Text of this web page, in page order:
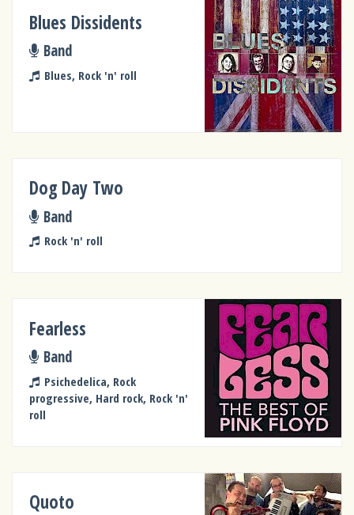
Blues Dissidents
Band
Blues, Rock 'n' roll
Dog Day Two
Band
Rock 'n' roll
Fearless
Band
Psichedelica, Rock
progressive, Hard rock, Rock 'n'
roll
Quoto